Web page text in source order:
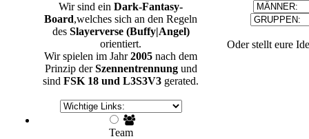
Wir sind ein Dark-Fantasy-
Board,welches sich an den Regeln
des Slayerverse (Buffy|Angel)
orientiert.
Wir spielen im Jahr2005 nach dem
Prinzip derSzennentrennungund
sind FSK 18 und L3S3V3 gerated.
Team
Oder stellt eure